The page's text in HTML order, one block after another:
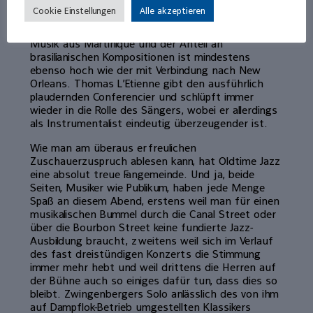
Ellington kommt zum Einsatz, mit Louis Jordan’s
„Caledonia“ und Eddie Vinson’s„Kidney Stewe“
Musik aus Martinique und der Anteil an
brasilianischen Kompositionen ist mindestens
ebenso hoch wie der mit Verbindung nach New
Orleans. Thomas L’Etienne gibt den ausführlich
plaudernden Conferencier und schlüpft immer
wieder in die Rolle des Sängers, wobei er allerdings
als Instrumentalist eindeutig überzeugender ist.
Wie man am überaus erfreulichen
Zuschauerzuspruch ablesen kann, hat Oldtime Jazz
eine absolut treue Fangemeinde. Und ja, beide
Seiten, Musiker wie Publikum, haben jede Menge
Spaß an diesem Abend, erstens weil man für einen
musikalischen Bummel durch die Canal Street oder
über die Bourbon Street keine fundierte Jazz-
Ausbildung braucht, zweitens weil sich im Verlauf
des fast dreistündigen Konzerts die Stimmung
immer mehr hebt und weil drittens die Herren auf
der Bühne auch so einiges dafür tun, dass dies so
bleibt. Zwingenbergers Solo anlässlich des von ihm
auf Dampflok-Betrieb umgestellten Klassikers
Cookie Einstellungen Alle akzeptieren